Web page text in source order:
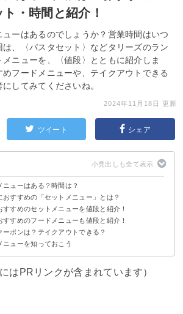
・時間と紹介！
ーはあるのでしょうか？営業時間はいつ
、〈パスタセット〉などタリーズのラン
ニューを、〈値段〉とともに紹介しま
フードメニューや、テイクアウトできる
してみてくださいね。
2024年11月18日 更新
ツイート シェア
ニューはある？時間は？
ランチメニューは現在実施されていない
チにはセットメニューがおすすめ
おすすめの「セットメニュー」とは？
メニュー」はメイン料理にセットでドリンクが付くメニ
メニューで選べるドリンク一覧
すめのセットメニューを値段と紹介！
ッキーニの瀬戸内レモンパスタ ～青唐辛子風味～
品ボロネーゼ（1140円～）
ロフォルマッジ （885円～）
ンオーバーライス風（1355円～）
フ ～サワークリーム仕立て～（1355円～）
バジルのジェノベーゼ（1100円～）
ニアプレート（1320円～）
とベーコンのパスタ（1050円～）
すめのフードメニューも値段と紹介！
ーズとトマトベーコンのフォカッチャ（495円）
サンド シナモン＆レーズン クリームチーズ（390円）
ークドッグ アボカドタルタル（510円）
フリッターの坦々風ピタサンド（465円）
ムッシュのホットサンド（425円）
レカツのバラエティーボックス（565円）
サンド スモークサーモン＆ローストチキン（465円）
ークドッグ オリジナル（385円）
レッド ツナモッツァレラ（425円）
ーポンは？テイクアウトできる？
えるお得なクーポン情報
イクアウトが可能
ニューを知っておこう
はPRリンクが含まれています）